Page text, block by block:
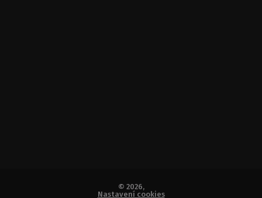
© 2026,
Nastavení cookies